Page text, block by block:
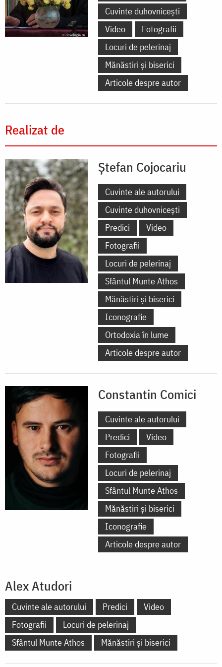
Cuvinte duhovnicești
Video
Fotografii
Locuri de pelerinaj
Mănăstiri și biserici
Articole despre autor
Realizat de
Ștefan Cojocariu
Cuvinte ale autorului
Cuvinte duhovnicești
Predici
Video
Fotografii
Locuri de pelerinaj
Sfântul Munte Athos
Mănăstiri și biserici
Iconografie
Ortodoxia în lume
Articole despre autor
Constantin Comici
Cuvinte ale autorului
Predici
Video
Fotografii
Locuri de pelerinaj
Sfântul Munte Athos
Mănăstiri și biserici
Iconografie
Articole despre autor
Alex Atudori
Cuvinte ale autorului Predici
Video
Fotografii
Locuri de pelerinaj
Sfântul Munte Athos
Mănăstiri și biserici